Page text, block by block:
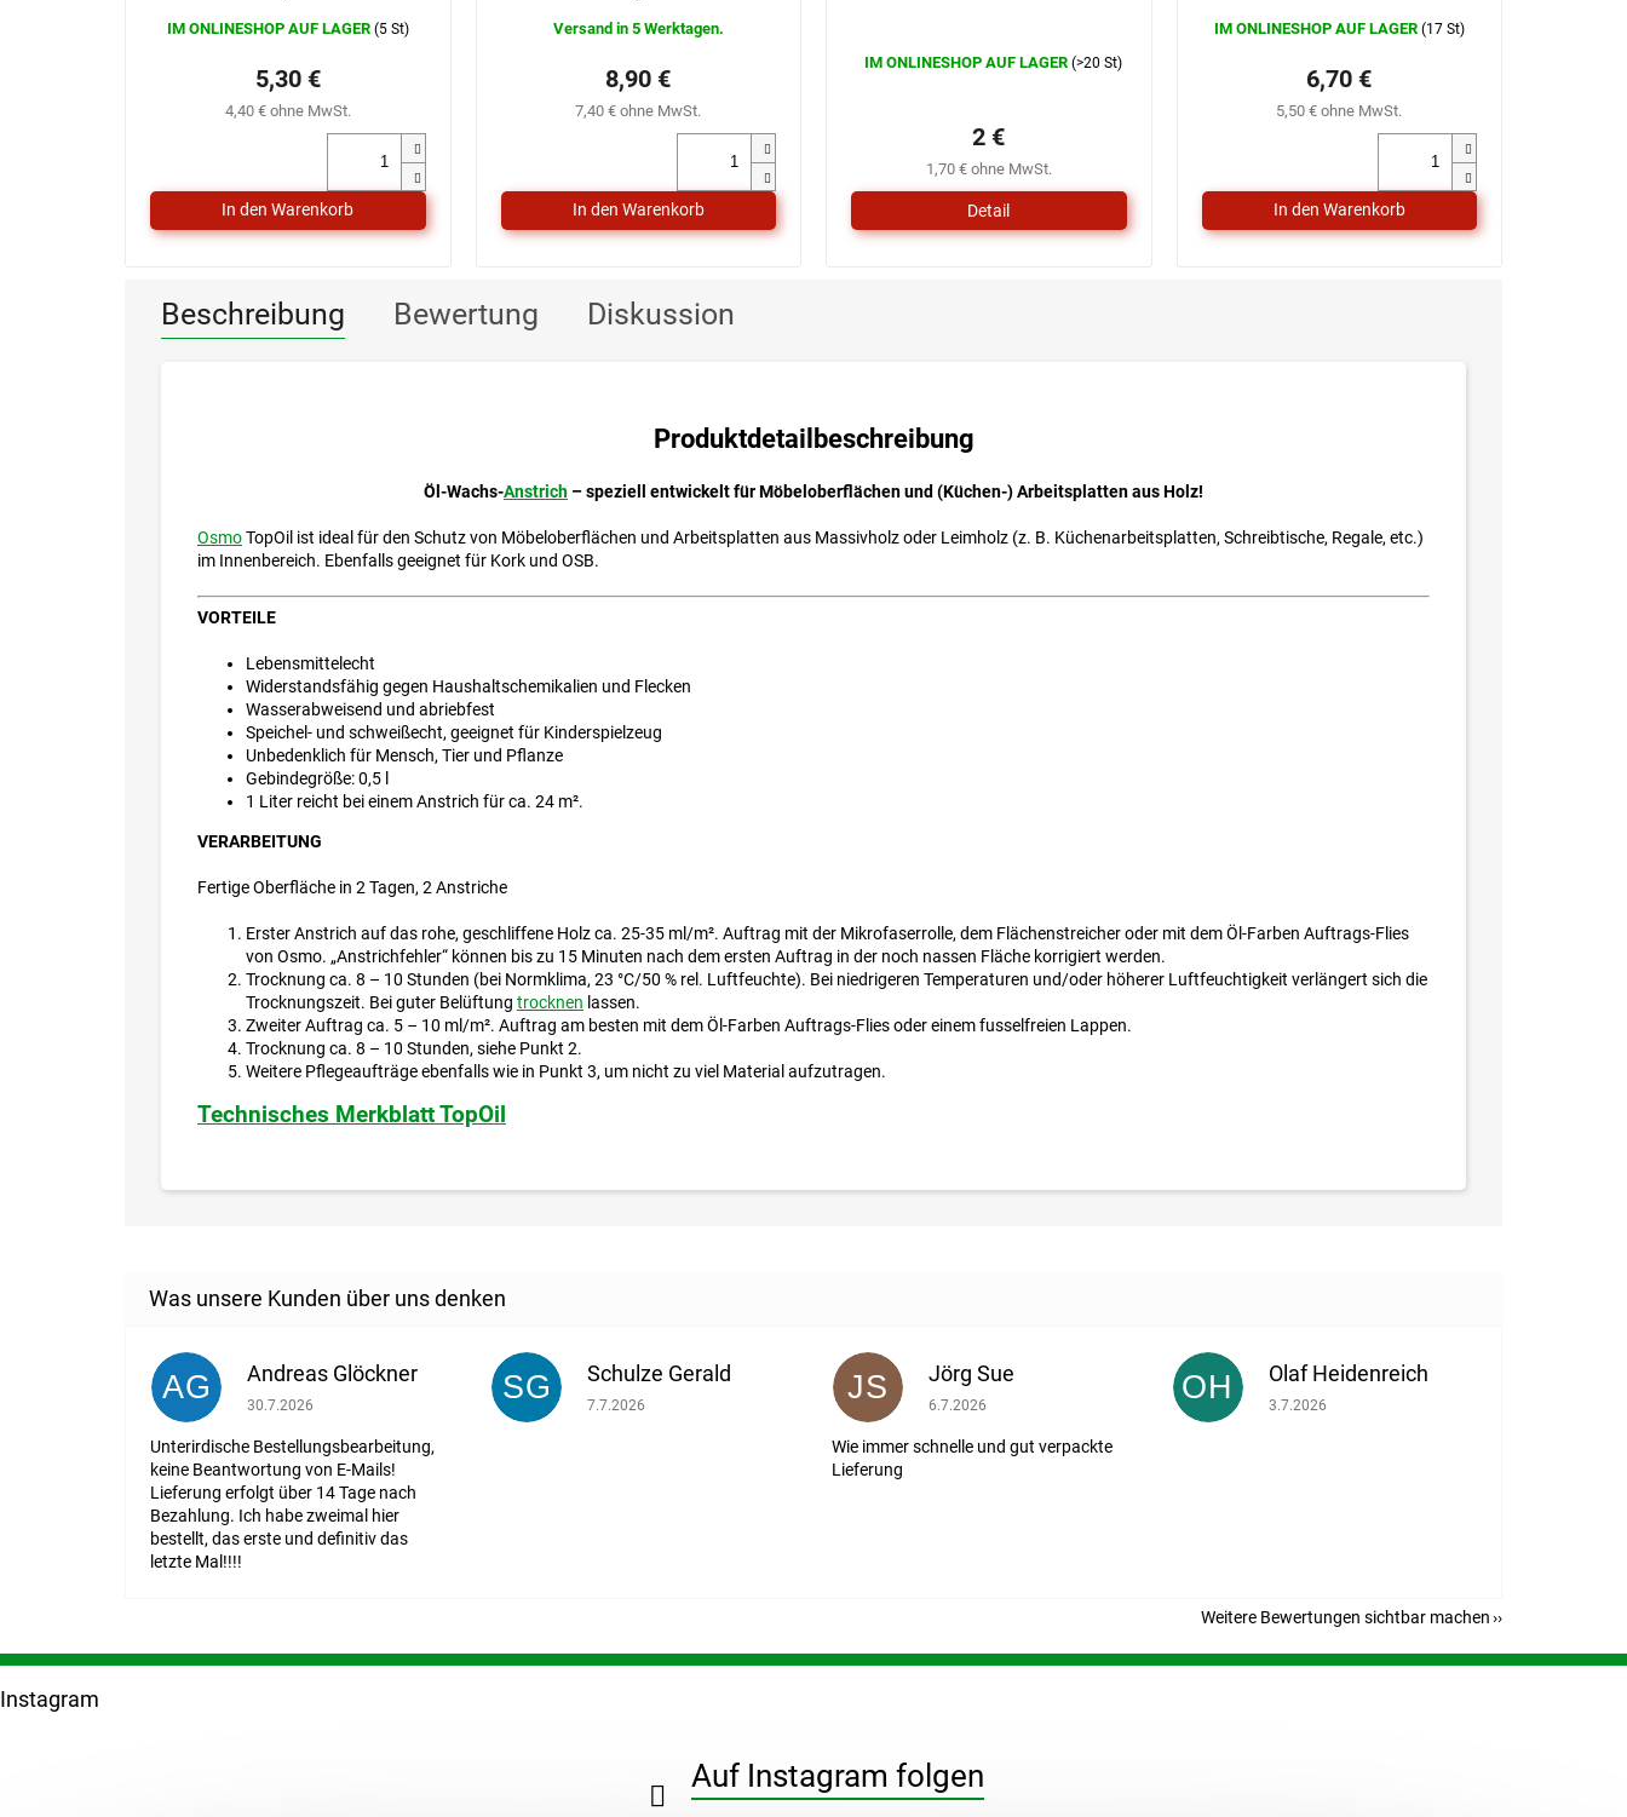
IM ONLINESHOP AUF LAGER (5 St)
4,40 € ohne MwSt.
5,30 €
Versand in 5 Werktagen.
7,40 € ohne MwSt.
8,90 €
Die
von
Sternen.
IM ONLINESHOP AUF LAGER (>20 St)
1,70 € ohne MwSt.
2 €
Detail
IM ONLINESHOP AUF LAGER (17 St)
5,50 € ohne MwSt.
6,70 €
Beschreibung Bewertung Diskussion
Produktdetailbeschreibung
Öl-Wachs-Anstrich – speziell entwickelt für Möbeloberflächen und (Küchen-) Arbeitsplatten aus Holz!
OsmoTopOil ist ideal für den Schutz von Möbeloberflächen und Arbeitsplatten aus Massivholz oder Leimholz (z. B. Küchenarbeitsplatten, Schreibtische, Regale, etc.)
im Innenbereich. Ebenfalls geeignet für Kork und OSB.
VORTEILE
Lebensmittelecht
Widerstandsfähig gegen Haushaltschemikalien und Flecken
Wasserabweisend und abriebfest
Speichel- und schweißecht, geeignet für Kinderspielzeug
Unbedenklich für Mensch, Tier und Pflanze
Gebindegröße: 0,5 l
1 Liter reicht bei einem Anstrich für ca. 24 m².
VERARBEITUNG
Fertige Oberfläche in 2 Tagen, 2 Anstriche
Erster Anstrich auf das rohe, geschliffene Holz ca. 25-35 ml/m². Auftrag mit der Mikrofaserrolle, dem Flächenstreicher oder mit dem Öl-Farben Auftrags-Flies
von Osmo. „Anstrichfehler“ können bis zu 15 Minuten nach dem ersten Auftrag in der noch nassen Fläche korrigiert werden.
Trocknung ca. 8 – 10 Stunden (bei Normklima, 23 °C/50 % rel. Luftfeuchte). Bei niedrigeren Temperaturen und/oder höherer Luftfeuchtigkeit verlängert sich die
Trocknungszeit. Bei guter Belüftung trocknen lassen.
Zweiter Auftrag ca. 5 – 10 ml/m². Auftrag am besten mit dem Öl-Farben Auftrags-Flies oder einem fusselfreien Lappen.
Trocknung ca. 8 – 10 Stunden, siehe Punkt 2.
Weitere Pflegeaufträge ebenfalls wie in Punkt 3, um nicht zu viel Material aufzutragen.
Technisches Merkblatt TopOil
AG Andreas Glöckner
Die Shop-Bewertung beträgt 1 von 5 Sternen.
30.7.2026
Unterirdische Bestellungsbearbeitung,
keine Beantwortung von E-Mails!
Lieferung erfolgt über 14 Tage nach
Bezahlung. Ich habe zweimal hier
bestellt, das erste und definitiv das
letzte Mal!!!!
SG Schulze Gerald
Die Shop-Bewertung beträgt 5 von 5 Sternen.
7.7.2026 JS Jörg Sue
Die Shop-Bewertung beträgt 5 von 5 Sternen.
6.7.2026
Wie immer schnelle und gut verpackte
Lieferung
OH Olaf Heidenreich
Die Shop-Bewertung beträgt 5 von 5 Sternen.
3.7.2026
Weitere Bewertungen sichtbar machen
F
u
Instagram
Auf Instagram folgen